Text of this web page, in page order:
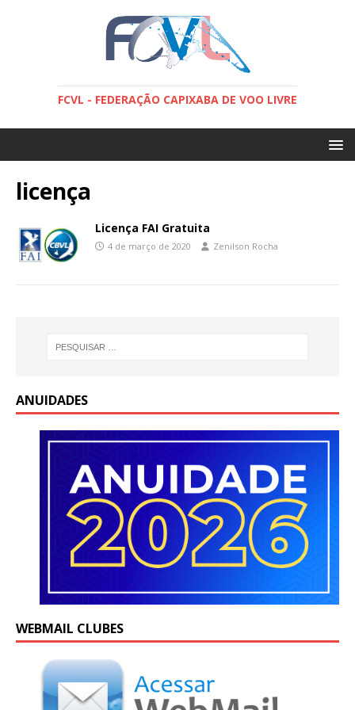
FCVL - FEDERAÇÃO CAPIXABA DE VOO LIVRE
licença
Licença FAI Gratuita
4 de março de 2020 Zenilson Rocha
ANUIDADES
WEBMAIL CLUBES